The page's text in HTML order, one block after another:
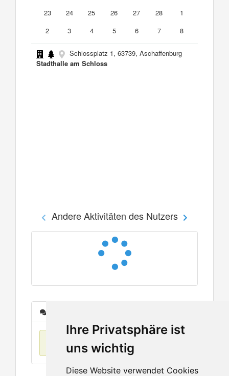
Ihre Privatsphäre ist
uns wichtig
Diese Website verwendet Cookies
23
24 25 26 27 28
1
2
3 4 5 6 7 8
Schlossplatz 1, 63739, Aschaffenburg
Stadthalle am Schloss
Andere Aktivitäten des Nutzers
Keine Einträge